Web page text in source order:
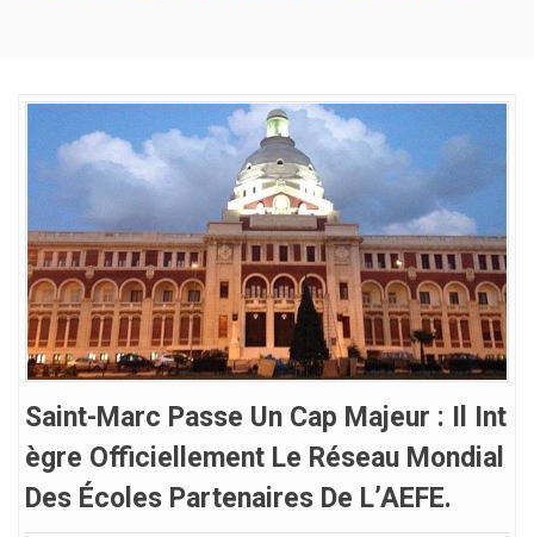
Saint-Marc Passe Un Cap Majeur : Il Int
Ègre Officiellement Le Réseau Mondial
Des Écoles Partenaires De L’AEFE.